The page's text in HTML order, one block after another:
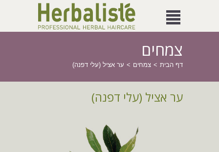
צמחים
דף הבית צמחים ער אציל (עלי דפנה)
ער אציל (עלי דפנה)